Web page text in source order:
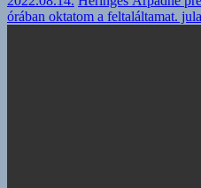
órában oktatom a feltaláltamat.